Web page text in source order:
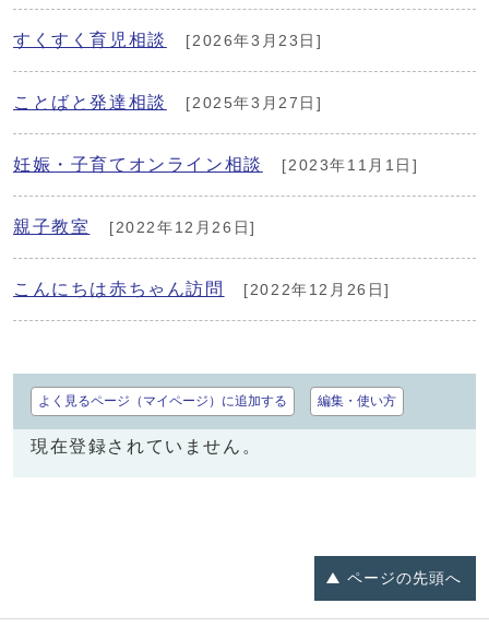
すくすく育児相談 [2026年3月23日]
ことばと発達相談 [2025年3月27日]
妊娠・子育てオンライン相談 [2023年11月1日]
親子教室 [2022年12月26日]
こんにちは赤ちゃん訪問 [2022年12月26日]
よく見るページ（マイページ）に追加する 編集・使い方
現在登録されていません。
ページの先頭へ